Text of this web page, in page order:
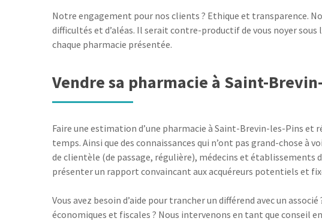
Notre engagement pour nos clients ? Ethique et transparence.
difficultés et d’aléas. Il serait contre-productif de vous noyer
chaque pharmacie présentée.
Vendre sa pharmacie à Saint-
Faire une estimation d’une pharmacie à Saint-Brevin-les-Pins
temps. Ainsi que des connaissances qui n’ont pas grand-chose à
de clientèle (de passage, régulière), médecins et
présenter un rapport convaincant aux acquéreurs potentiels et
Vous avez besoin d’aide pour trancher un différend avec un
économiques et fiscales ? Nous intervenons en tant que conseil